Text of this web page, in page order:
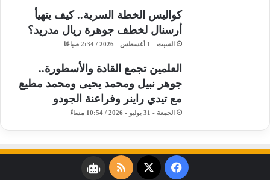
كواليس الخطة السرية.. كيف يتهيأ
أرسنال لخطف جوهرة ريال مدريد؟
السبت - 1 أغسطس - 2026 / 2:34 صباحًا
​العلمين تجمع القادة والأسطورة..
جوهر نبيل ومحمد يحيى ومحمد مطيع
مع تيدي راينر وفراعنة الجودو ​
الجمعة - 31 يوليو - 2026 / 10:54 مساءً
فيسبوك
‫X
ملخصنبض